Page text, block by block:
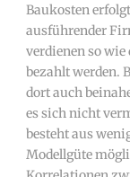
Baukosten
ausführender
verdienen so
bezahlt werden.
dort auch
es sich nicht
besteht aus
Modellgüte